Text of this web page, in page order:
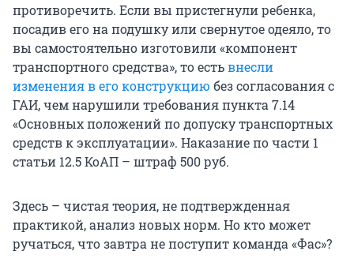
противоречить. Если вы пристегнули ребенка,
посадив его на подушку или свернутое одеяло, то
вы самостоятельно изготовили «компонент
транспортного средства», то естьвнесли
изменения в его конструкцию без согласования с
ГАИ, чем нарушили требования пункта 7.14
«Основных положений по допуску транспортных
средств к эксплуатации». Наказание по части 1
статьи 12.5 КоАП – штраф 500 руб.
Здесь – чистая теория, не подтвержденная
практикой, анализ новых норм. Но кто может
ручаться, что завтра не поступит команда «Фас»?